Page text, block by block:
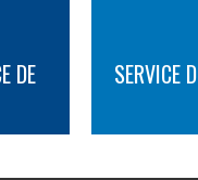
DE
SERVICE
PLUS D'INFORMATION